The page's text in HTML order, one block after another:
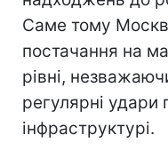
Саме тому
постачання на
рівні,
регулярні удари
інфраструктурі.